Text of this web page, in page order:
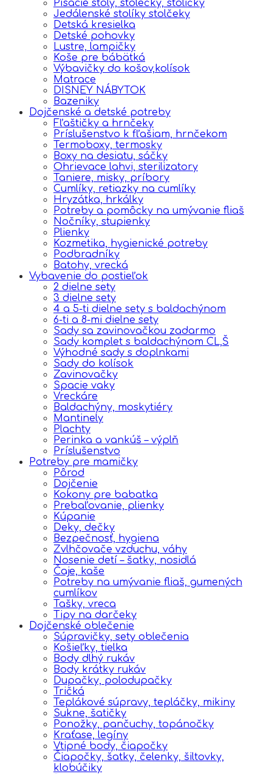
Písacie stoly, stolečky, stoličky
Jedálenské stolíky stolčeky
Detská kresielka
Detské pohovky
Lustre, lampičky
Koše pre bábätká
Výbavičky do košov,kolísok
Matrace
DISNEY NÁBYTOK
Bazeniky
Dojčenské a detské potreby
Fľaštičky a hrnčeky
Príslušenstvo k fľašiam, hrnčekom
Termoboxy, termosky
Boxy na desiatu, sáčky
Ohrievace lahvi, sterilizatory
Taniere, misky, príbory
Cumlíky, retiazky na cumlíky
Hryzátka, hrkálky
Potreby a pomôcky na umývanie fliaš
Nočníky, stupienky
Plienky
Kozmetika, hygienické potreby
Podbradníky
Batohy, vrecká
Vybavenie do postieľok
2 dielne sety
3 dielne sety
4 a 5-ti dielne sety s baldachýnom
6-ti a 8-mi dielne sety
Sady sa zavinovačkou zadarmo
Sady komplet s baldachýnom CL,Š
Výhodné sady s doplnkami
Sady do kolísok
Zavinovačky
Spacie vaky
Vreckáre
Baldachýny, moskytiéry
Mantinely
Plachty
Perinka a vankúš – výplň
Príslušenstvo
Potreby pre mamičky
Pôrod
Dojčenie
Kokony pre babatka
Prebaľovanie, plienky
Kúpanie
Deky, dečky
Bezpečnosť, hygiena
Zvlhčovače vzduchu, váhy
Nosenie detí – šatky, nosidlá
Čaje, kaše
Potreby na umývanie fliaš, gumených
cumlíkov
Tašky, vreca
Tipy na darčeky
Dojčenské oblečenie
Súpravičky, sety oblečenia
Košieľky, tielka
Body dlhý rukáv
Body krátky rukáv
Dupačky, polodupačky
Tričká
Teplákové súpravy, tepláčky, mikiny
Sukne, šatičky
Ponožky, pančuchy, topánočky
Kraťase, legíny
Vtipné body, čiapočky
Čiapočky, šatky, čelenky, šiltovky,
klobúčiky